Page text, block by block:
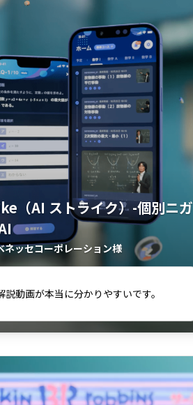
（AI ストライク）-個別ニガ
ネッセコーポレーション様
文漢文を主に使わせていただいている
、復習するのに非常に役立っている。
説動画が本当に分かりやすいです。